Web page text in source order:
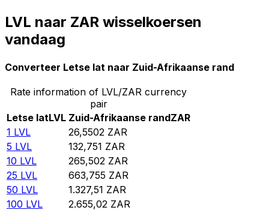
LVL naar ZAR wisselkoersen
vandaag
Converteer Letse lat naar Zuid-Afrikaanse rand
Rate information of LVL/ZAR currency
pair
Letse latLVL Zuid-Afrikaanse randZAR
1 LVL 26,5502 ZAR
5 LVL 132,751 ZAR
10 LVL 265,502 ZAR
25 LVL 663,755 ZAR
50 LVL 1.327,51 ZAR
100 LVL 2.655,02 ZAR